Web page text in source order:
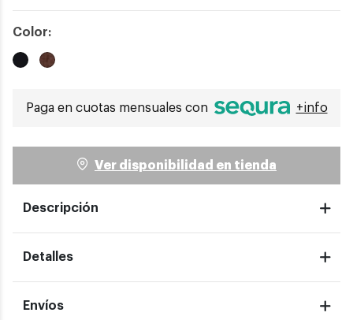
Color:
Paga en cuotas mensuales con +info
Ver disponibilidad en tienda
Descripción
Detalles
Envíos